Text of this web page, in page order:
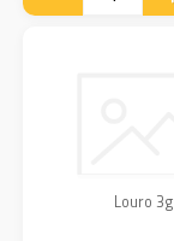
Louro 3g